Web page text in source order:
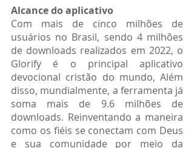
Alcance do aplicativo
Com mais de cinco milhões de
usuários no Brasil, sendo 4 milhões
de downloads realizados em 2022, o
Glorify é o principal aplicativo
devocional cristão do mundo, Além
disso, mundialmente, a ferramenta já
soma mais de 9.6 milhões de
downloads. Reinventando a maneira
como os fiéis se conectam com Deus
e sua comunidade por meio da